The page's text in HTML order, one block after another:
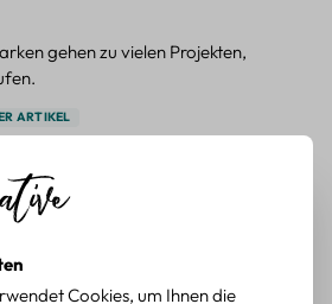
gehen zu vielen Projekten,
ARTIKEL
Wald- und Tiermotiven
von 5 von 5 Sternen
Monat
zu meinen Büchern, würde sie
Cookies, um Ihnen die